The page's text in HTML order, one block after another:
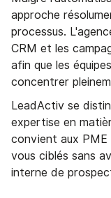
approche
processus.
CRM et les
afin que les
concentrer
LeadActiv se
expertise en
convient aux
vous ciblés sans
interne de